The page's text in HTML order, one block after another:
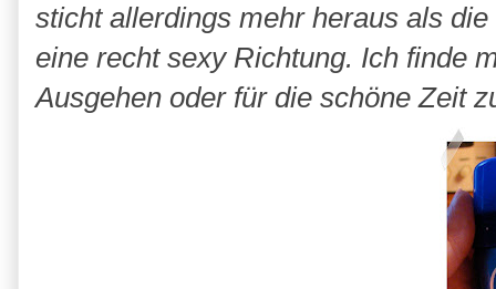
sticht allerdings mehr heraus als
eine recht sexy Richtung. Ich finde
Ausgehen oder für die schöne Zeit